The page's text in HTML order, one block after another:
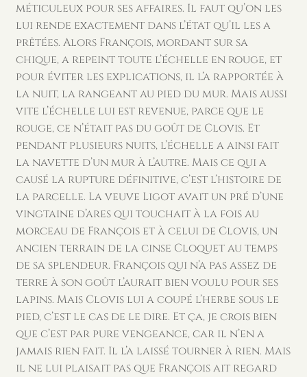
méticuleux pour ses affaires. Il faut qu’on les
lui rende exactement dans l’état qu’il les a
prêtées. Alors François, mordant sur sa
chique, a repeint toute l’échelle en rouge, et
pour éviter les explications, il l’a rapportée à
la nuit, la rangeant au pied du mur. Mais aussi
vite l’échelle lui est revenue, parce que le
rouge, ce n’était pas du goût de Clovis. Et
pendant plusieurs nuits, l’échelle a ainsi fait
la navette d’un mur à l’autre. Mais ce qui a
causé la rupture définitive, c’est l’histoire de
la parcelle. La veuve Ligot avait un pré d’une
vingtaine d’ares qui touchait à la fois au
morceau de François et à celui de Clovis, un
ancien terrain de la cinse Cloquet au temps
de sa splendeur. François qui n’a pas assez de
terre à son goût l’aurait bien voulu pour ses
lapins. Mais Clovis lui a coupé l’herbe sous le
pied, c’est le cas de le dire. Et ça, je crois bien
que c’est par pure vengeance, car il n’en a
jamais rien fait. Il l’a laissé tourner à rien. Mais
il ne lui plaisait pas que François ait regard